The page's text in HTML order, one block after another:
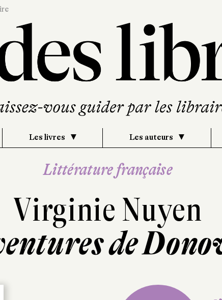
Les livres Les auteurs
Littérature française
Virginie Nuyen
de